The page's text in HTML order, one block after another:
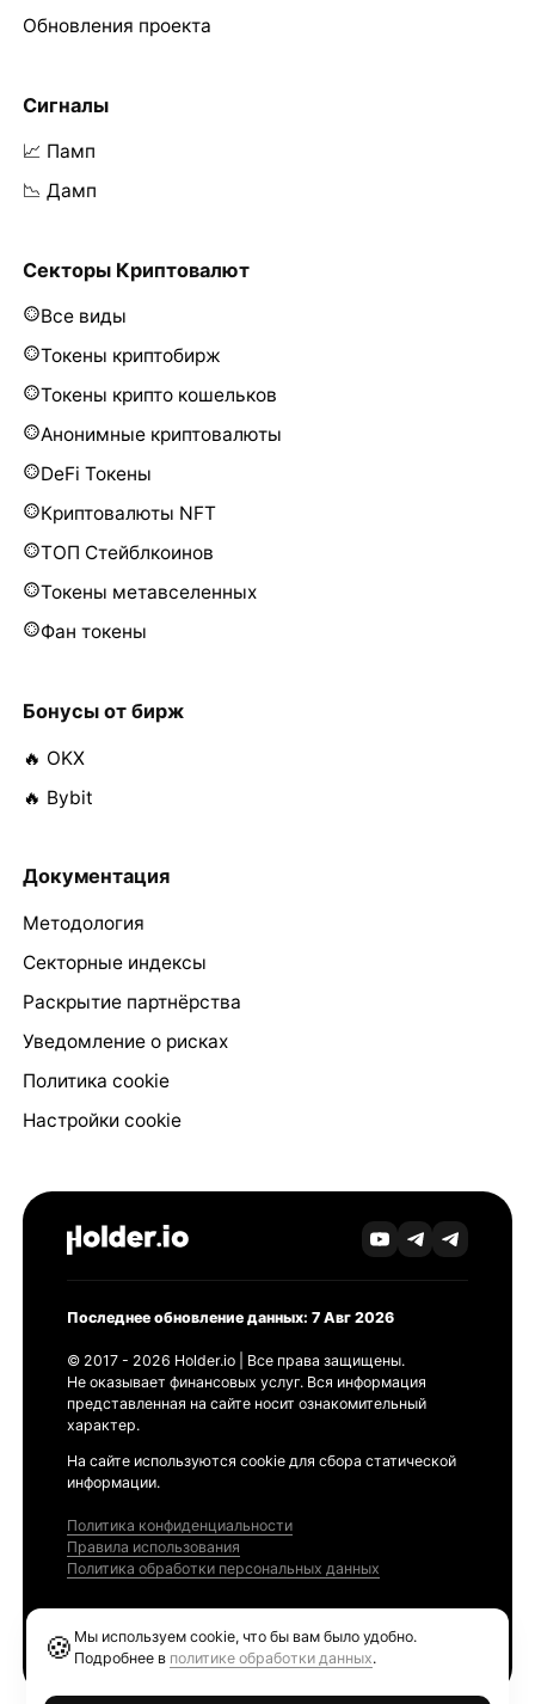
Обновления проекта
Сигналы
📈 Памп
📉 Дамп
Секторы Криптовалют
Все виды
Токены криптобирж
Токены крипто кошельков
Анонимные криптовалюты
DeFi Токены
Криптовалюты NFT
ТОП Стейблкоинов
Токены метавселенных
Фан токены
Бонусы от бирж
🔥 OKX
🔥 Bybit
Документация
Методология
Секторные индексы
Раскрытие партнёрства
Уведомление о рисках
Политика cookie
Настройки cookie
Последнее обновление данных: 7 Авг 2026
© 2017 - 2026 Holder.io | Все права защищены.
Не оказывает финансовых услуг. Вся информация
представленная на сайте носит ознакомительный
характер.
На сайте используются cookie для сбора статической
информации.
Политика конфиденциальности
Правила использования
Политика обработки персональных данных
🍪 Мы используем cookie, что бы вам было удобно.
Подробнее в политике обработки данных.
Ethereum GAS Tracker